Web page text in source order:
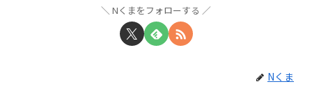
Nくまをフォローする
Nくま